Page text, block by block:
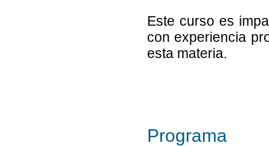
Este curso es
con experiencia
esta materia.
Programa